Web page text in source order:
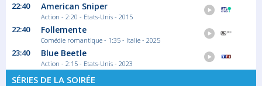
22:40 American Sniper
Action - 2:20 - Etats-Unis - 2015
22:40 Follemente
Comédie romantique - 1:35 - Italie - 2025
23:40 Blue Beetle
Action - 2:15 - Etats-Unis - 2023
SÉRIES DE LA SOIRÉE